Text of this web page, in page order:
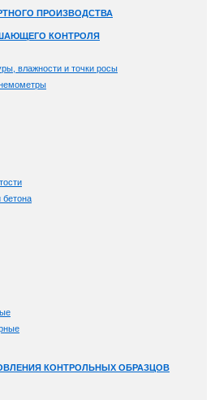
ПРОИЗВОДСТВА
КОНТРОЛЯ
влажности и точки росы
бетона
КОНТРОЛЬНЫХ ОБРАЗЦОВ